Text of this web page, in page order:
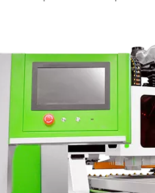
en rápido desarrollo.